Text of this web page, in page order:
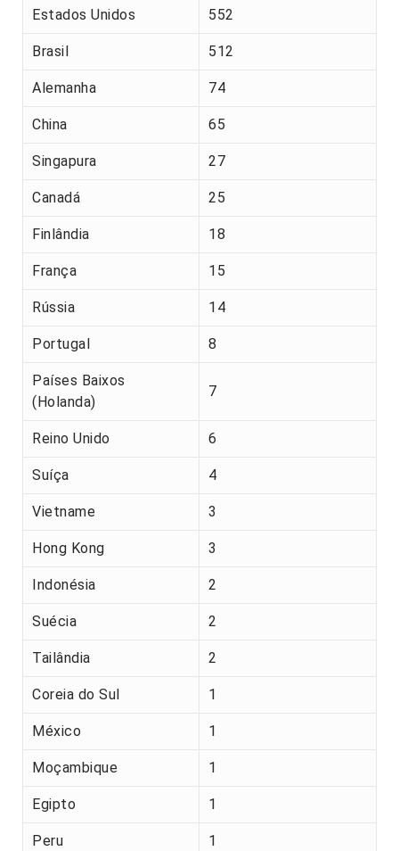
Estados Unidos 552
Brasil 512
Alemanha 74
China 65
Singapura 27
Canadá 25
Finlândia 18
França 15
Rússia 14
Portugal 8
Países Baixos
(Holanda)
7
Reino Unido 6
Suíça 4
Vietname 3
Hong Kong 3
Indonésia 2
Suécia 2
Tailândia 2
Coreia do Sul 1
México 1
Moçambique 1
Egipto 1
Peru 1